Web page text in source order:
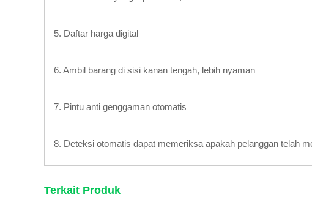
5. Daftar harga digital
6. Ambil barang di sisi kanan tengah, lebih nyaman
7. Pintu anti genggaman otomatis
8. Deteksi otomatis dapat memeriksa apakah pelanggan telah
Terkait Produk